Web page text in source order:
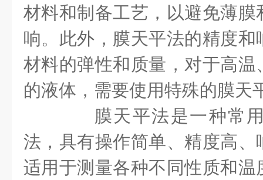
材料和制备工艺，以避免薄
响。此外，膜天平法的精度
材料的弹性和质量，对于高
的液体，需要使用特殊的膜天
膜天平法是一种常用
法，具有操作简单、精度高
适用于测量各种不同性质和